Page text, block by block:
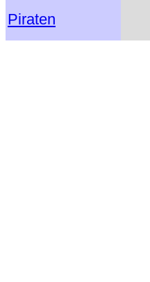
Piraten